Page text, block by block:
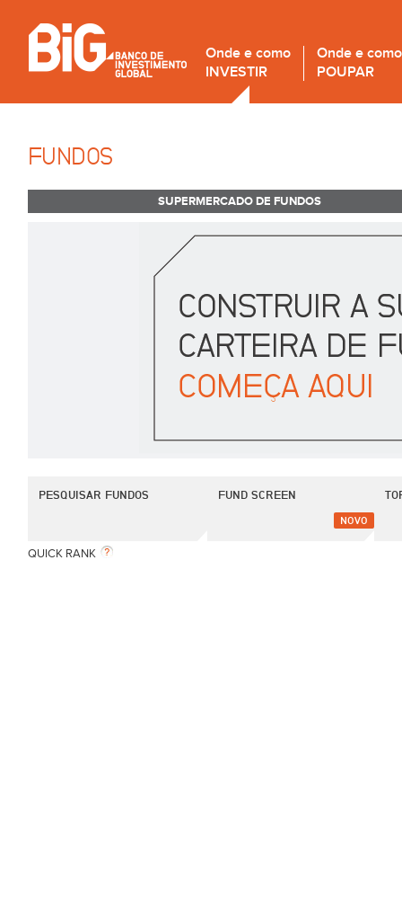
Onde e como
INVESTIR
Onde e como
POUPAR
FUNDOS
SUPERMERCADO DE FUNDOS
PESQUISAR FUNDOS FUND SCREEN
NOVO
QUICK RANK